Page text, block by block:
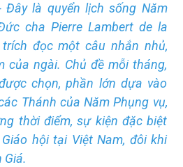
Đây là quyển lịch sống Năm
cha Pierre Lambert de la
đọc một câu nhắn nhủ,
của ngài. Chủ đề mỗi tháng,
chọn, phần lớn dựa vào
Thánh của Năm Phụng vụ,
thời điểm, sự kiện đặc biệt
hội tại Việt Nam, đôi khi
Giá.